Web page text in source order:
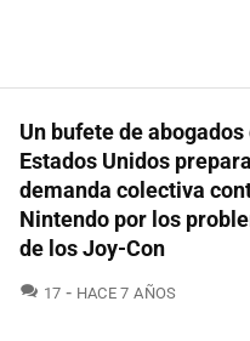
Un bufete de abogados
Estados Unidos
demanda colectiva
Nintendo por los
de los Joy-Con
17 COMENTARIOS
HACE 7 AÑOS